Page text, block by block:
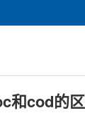
和cod的